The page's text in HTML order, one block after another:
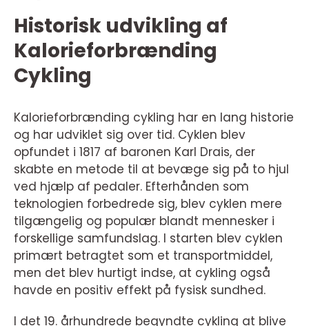
Historisk udvikling af
Kalorieforbrænding
Cykling
Kalorieforbrænding cykling har en lang historie
og har udviklet sig over tid. Cyklen blev
opfundet i 1817 af baronen Karl Drais, der
skabte en metode til at bevæge sig på to hjul
ved hjælp af pedaler. Efterhånden som
teknologien forbedrede sig, blev cyklen mere
tilgængelig og populær blandt mennesker i
forskellige samfundslag. I starten blev cyklen
primært betragtet som et transportmiddel,
men det blev hurtigt indse, at cykling også
havde en positiv effekt på fysisk sundhed.
I det 19. århundrede begyndte cykling at blive